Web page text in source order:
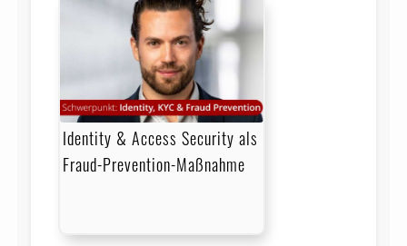
Identity & Access Security als
Fraud-Prevention-Maßnahme